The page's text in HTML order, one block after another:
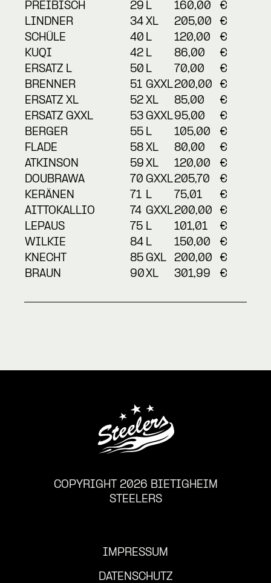
PREIBISCH
29 L 160,00
€
LINDNER
34 XL 205,00
€
SCHÜLE
40 L 120,00
€
KUQI
42 L 86,00
€
ERSATZ L
50 L 70,00
€
BRENNER
51 GXXL200,00
€
ERSATZ XL
52 XL 85,00
€
ERSATZ GXXL
53 GXXL95,00
€
BERGER
55 L 105,00
€
FLADE
58 XL 80,00
€
ATKINSON
59 XL 120,00
€
DOUBRAWA
70 GXXL205,70
€
KERÄNEN
71 L 75,01
€
AITTOKALLIO
74 GXXL200,00
€
LEPAUS
75 L 101,01
€
WILKIE
84 L 150,00
€
KNECHT
85 GXL 200,00
€
BRAUN
90XL 301,99 €
COPYRIGHT 2026 BIETIGHEIM
STEELERS
IMPRESSUM
DATENSCHUTZ